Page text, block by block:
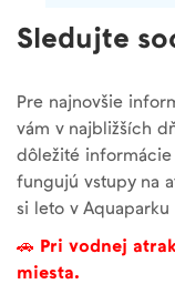
Sledujte
Pre najnovšie
vám v najbližších
dôležité
fungujú vstupy na
si leto v
🚗 Pri vodnej
miesta.